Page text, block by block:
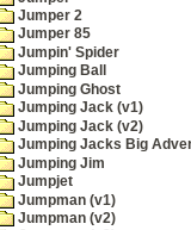
Jumper 2
Jumper 85
Jumpin' Spider
Jumping Ball
Jumping Ghost
Jumping Jack (v1)
Jumping Jack (v2)
Jumping Jacks Big
Jumping Jim
Jumpjet
Jumpman (v1)
Jumpman (v2)